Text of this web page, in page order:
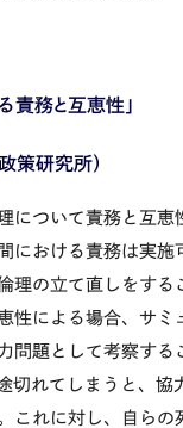
責務と互恵性」
策研究所）
について責務と互恵
における責務は実施
理の立て直しをする
性による場合、サミ
問題として考察する
切れてしまうと、協
これに対し、自らの